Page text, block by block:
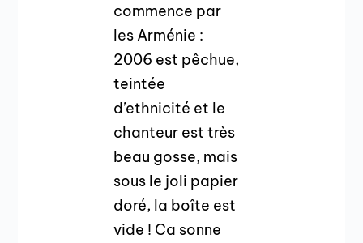
commence par
les Arménie :
2006 est pêchue,
teintée
d’ethnicité et le
chanteur est très
beau gosse, mais
sous le joli papier
doré, la boîte est
vide ! Ca sonne